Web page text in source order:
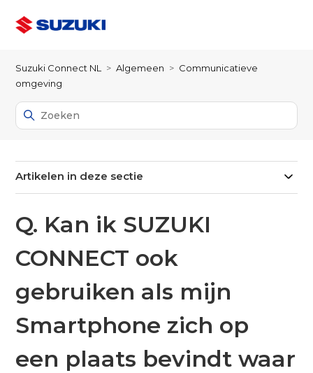
Suzuki Connect NL Algemeen
Communicatieve
omgeving
Artikelen in deze sectie
Q. Kan ik SUZUKI
CONNECT ook
gebruiken als mijn
Smartphone zich op
een plaats bevindt waar